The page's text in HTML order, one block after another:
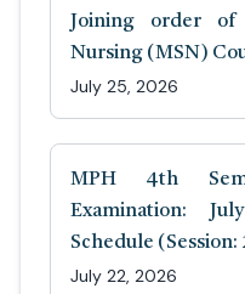
Joining order
Nursing (MSN)
July 25, 2026
MPH 4th
Examination:
Schedule
July 22, 2026